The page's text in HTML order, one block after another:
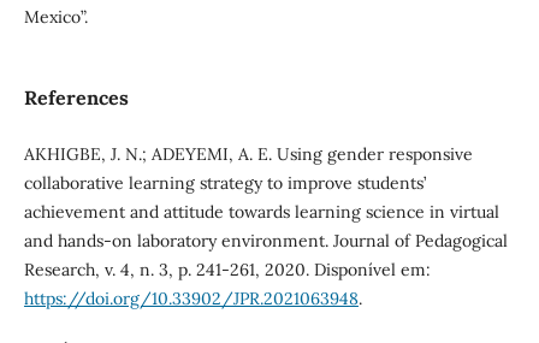
Mexico”.
References
AKHIGBE, J. N.; ADEYEMI, A. E. Using gender responsive
collaborative learning strategy to improve students’
achievement and attitude towards learning science in virtual
and hands-on laboratory environment. Journal of Pedagogical
Research, v. 4, n. 3, p. 241-261, 2020. Disponível em:
https://doi.org/10.33902/JPR.2021063948.